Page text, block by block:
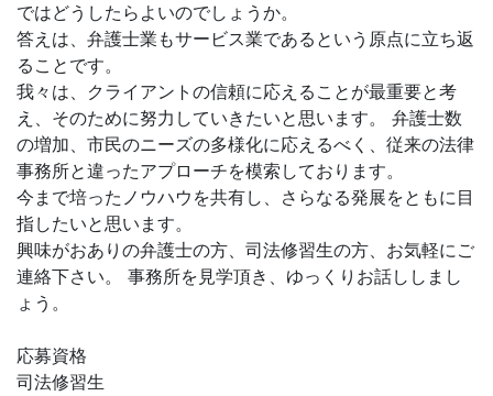
ではどうしたらよいのでしょうか。
答えは、弁護士業もサービス業であるという原点に立ち返
ることです。
我々は、クライアントの信頼に応えることが最重要と考
え、そのために努力していきたいと思います。 弁護士数
の増加、市民のニーズの多様化に応えるべく、従来の法律
事務所と違ったアプローチを模索しております。
今まで培ったノウハウを共有し、さらなる発展をともに目
指したいと思います。
興味がおありの弁護士の方、司法修習生の方、お気軽にご
連絡下さい。 事務所を見学頂き、ゆっくりお話ししまし
ょう。
応募資格
司法修習生